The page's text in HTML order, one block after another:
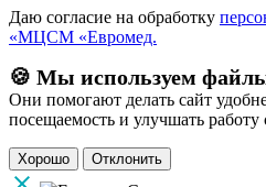
Даю согласие на обработку
«МЦСМ «Евромед.
🍪 Мы используем
Они помогают делать сайт
посещаемость и улучшать работу
Хорошо Отклонить